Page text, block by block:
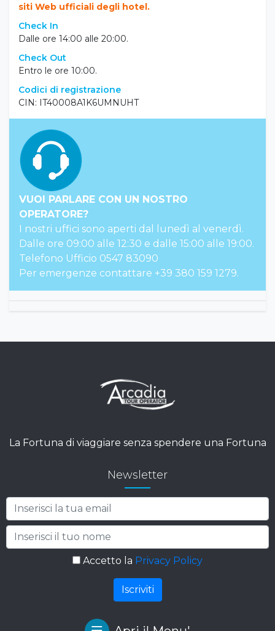
siti Web ufficiali degli hotel.
Check In
Dalle ore 14:00 alle 20:00.
Check Out
Entro le ore 10:00.
Codici di registrazione
CIN: IT40008A1K6UMNUHT
VUOI PARLARE CON UN NOSTRO
OPERATORE?
I nostri uffici sono aperti dal lunedì al venerdì.
Dalle ore 09:00 alle 12:30 e dalle 15:00 alle 19:00.
Telefono Ufficio 0547 83090
Per emergenze contattare +39 380 159 1279.
La Fortuna di viaggiare senza spendere una Fortuna
Newsletter
Accetto la Privacy Policy